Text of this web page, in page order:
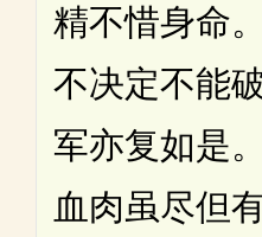
精不惜身命
不决定不能
军亦复如是
血肉虽尽但